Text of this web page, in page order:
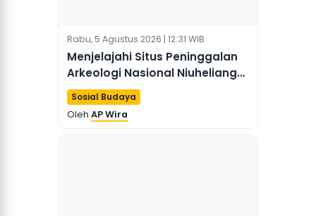
Rabu, 5 Agustus 2026 | 12:31 WIB
Menjelajahi Situs Peninggalan
Arkeologi Nasional Niuheliang
di Liaoning, Tiongkok
Sosial Budaya
Oleh AP Wira